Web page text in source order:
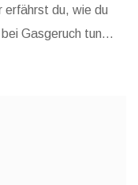
erfährst du, wie du
Gasgeruch tun